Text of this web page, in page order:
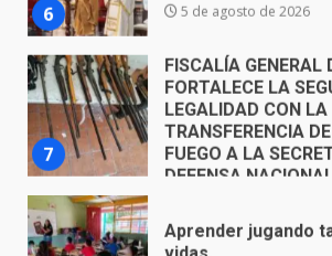
7
FISCALÍA GENERAL
LEGALIDAD CON LA
TRANSFERENCIA
FUEGO A LA
DEFENSA NACIONAL
5 de agosto de 2026
1
Aprender jugando
8 de agosto de 2026